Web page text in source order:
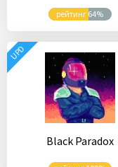
рейтинг 64%
Black Paradox
UPD